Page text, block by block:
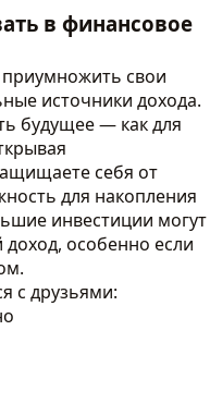
в финансовое
свои
источники дохода.
будущее — как для
себя от
для накопления
инвестиции могут
особенно если
с друзьями: